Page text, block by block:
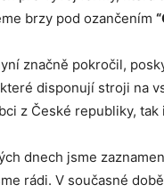
brzy pod ozančením
značně pokročil,
disponují stroji na
z České republiky, tak
dnech jsme
rádi. V současné